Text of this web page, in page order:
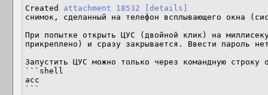
Created attachment 18532
[details]
снимок, сделанный на телефон всплывающего окна
При попытке открыть ЦУС (двойной клик) на
прикреплено) и сразу закрывается. Ввести пароль
Запустить ЦУС можно только через командную
```shell
acc
```